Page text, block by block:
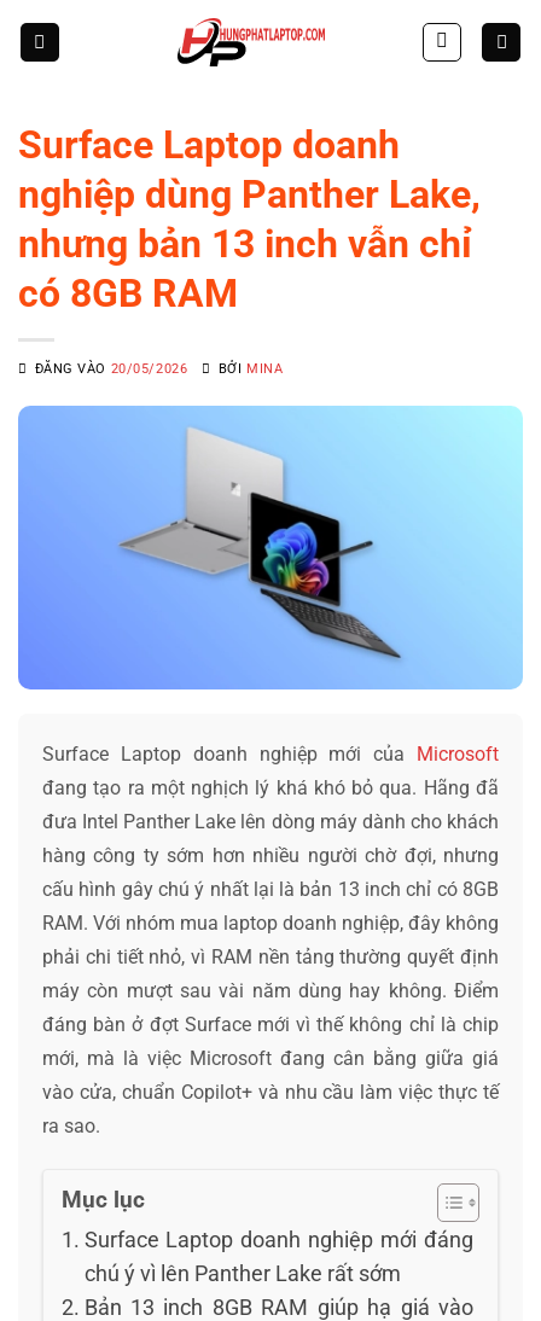
Surface Laptop doanh
nghiệp dùng Panther Lake,
nhưng bản 13 inch vẫn chỉ
có 8GB RAM
ĐĂNG VÀO 20/05/2026 BỞI MINA
Surface Laptop doanh nghiệp mới của Microsoft
đang tạo ra một nghịch lý khá khó bỏ qua. Hãng đã
đưa Intel Panther Lake lên dòng máy dành cho khách
hàng công ty sớm hơn nhiều người chờ đợi, nhưng
cấu hình gây chú ý nhất lại là bản 13 inch chỉ có 8GB
RAM. Với nhóm mua laptop doanh nghiệp, đây không
phải chi tiết nhỏ, vì RAM nền tảng thường quyết định
máy còn mượt sau vài năm dùng hay không. Điểm
đáng bàn ở đợt Surface mới vì thế không chỉ là chip
mới, mà là việc Microsoft đang cân bằng giữa giá
vào cửa, chuẩn Copilot+ và nhu cầu làm việc thực tế
ra sao.
Mục lục
Surface Laptop doanh nghiệp mới đáng
chú ý vì lên Panther Lake rất sớm
Bản 13 inch 8GB RAM giúp hạ giá vào